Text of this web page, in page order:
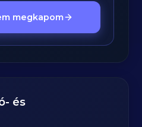
megkapom
és